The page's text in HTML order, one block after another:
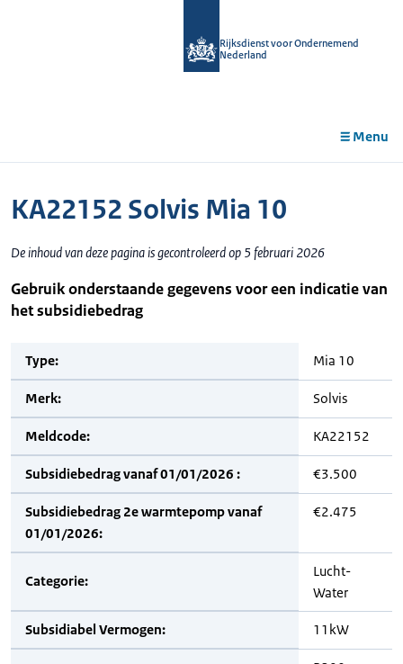
Rijksdienst voor Ondernemend
Nederland
Menu
KA22152 Solvis Mia 10
De inhoud van deze pagina is gecontroleerd op 5 februari 2026
Gebruik onderstaande gegevens voor een indicatie van
het subsidiebedrag
Type: Mia 10
Merk: Solvis
Meldcode: KA22152
Subsidiebedrag vanaf 01/01/2026 : €3.500
Subsidiebedrag 2e warmtepomp vanaf
01/01/2026:
€2.475
Categorie:
Lucht-
Water
Subsidiabel Vermogen: 11kW